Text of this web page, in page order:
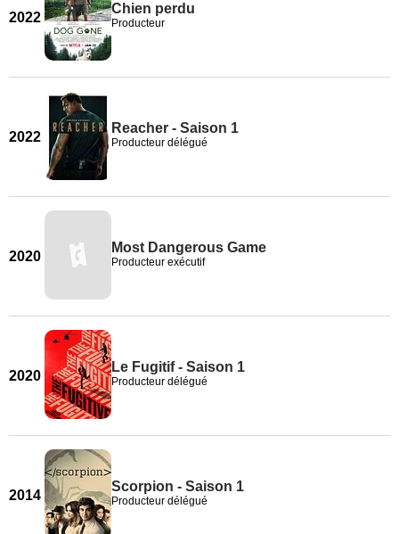
2022
Chien perdu
Producteur
2022
Reacher - Saison 1
Producteur délégué
2020
Most Dangerous Game
Producteur exécutif
2020
Le Fugitif - Saison 1
Producteur délégué
2014
Scorpion - Saison 1
Producteur délégué